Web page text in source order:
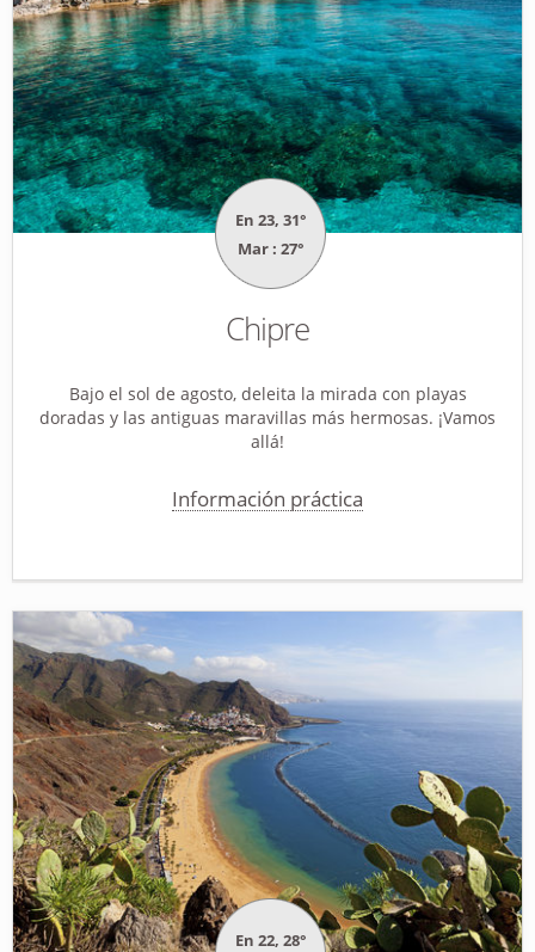
En 23, 31°
Mar : 27°
Chipre
Bajo el sol de agosto, deleita la mirada con playas
doradas y las antiguas maravillas más hermosas. ¡Vamos
allá!
Información práctica
En 22, 28°